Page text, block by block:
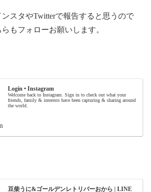
スタやTwitterで報告すると思うので
もフォローお願いします。
Login • Instagram
Welcome back to Instagram. Sign in to check out what your
friends, family & interests have been capturing & sharing around
the world.
豆柴うに&ゴールデンレトリバーおから | LINE